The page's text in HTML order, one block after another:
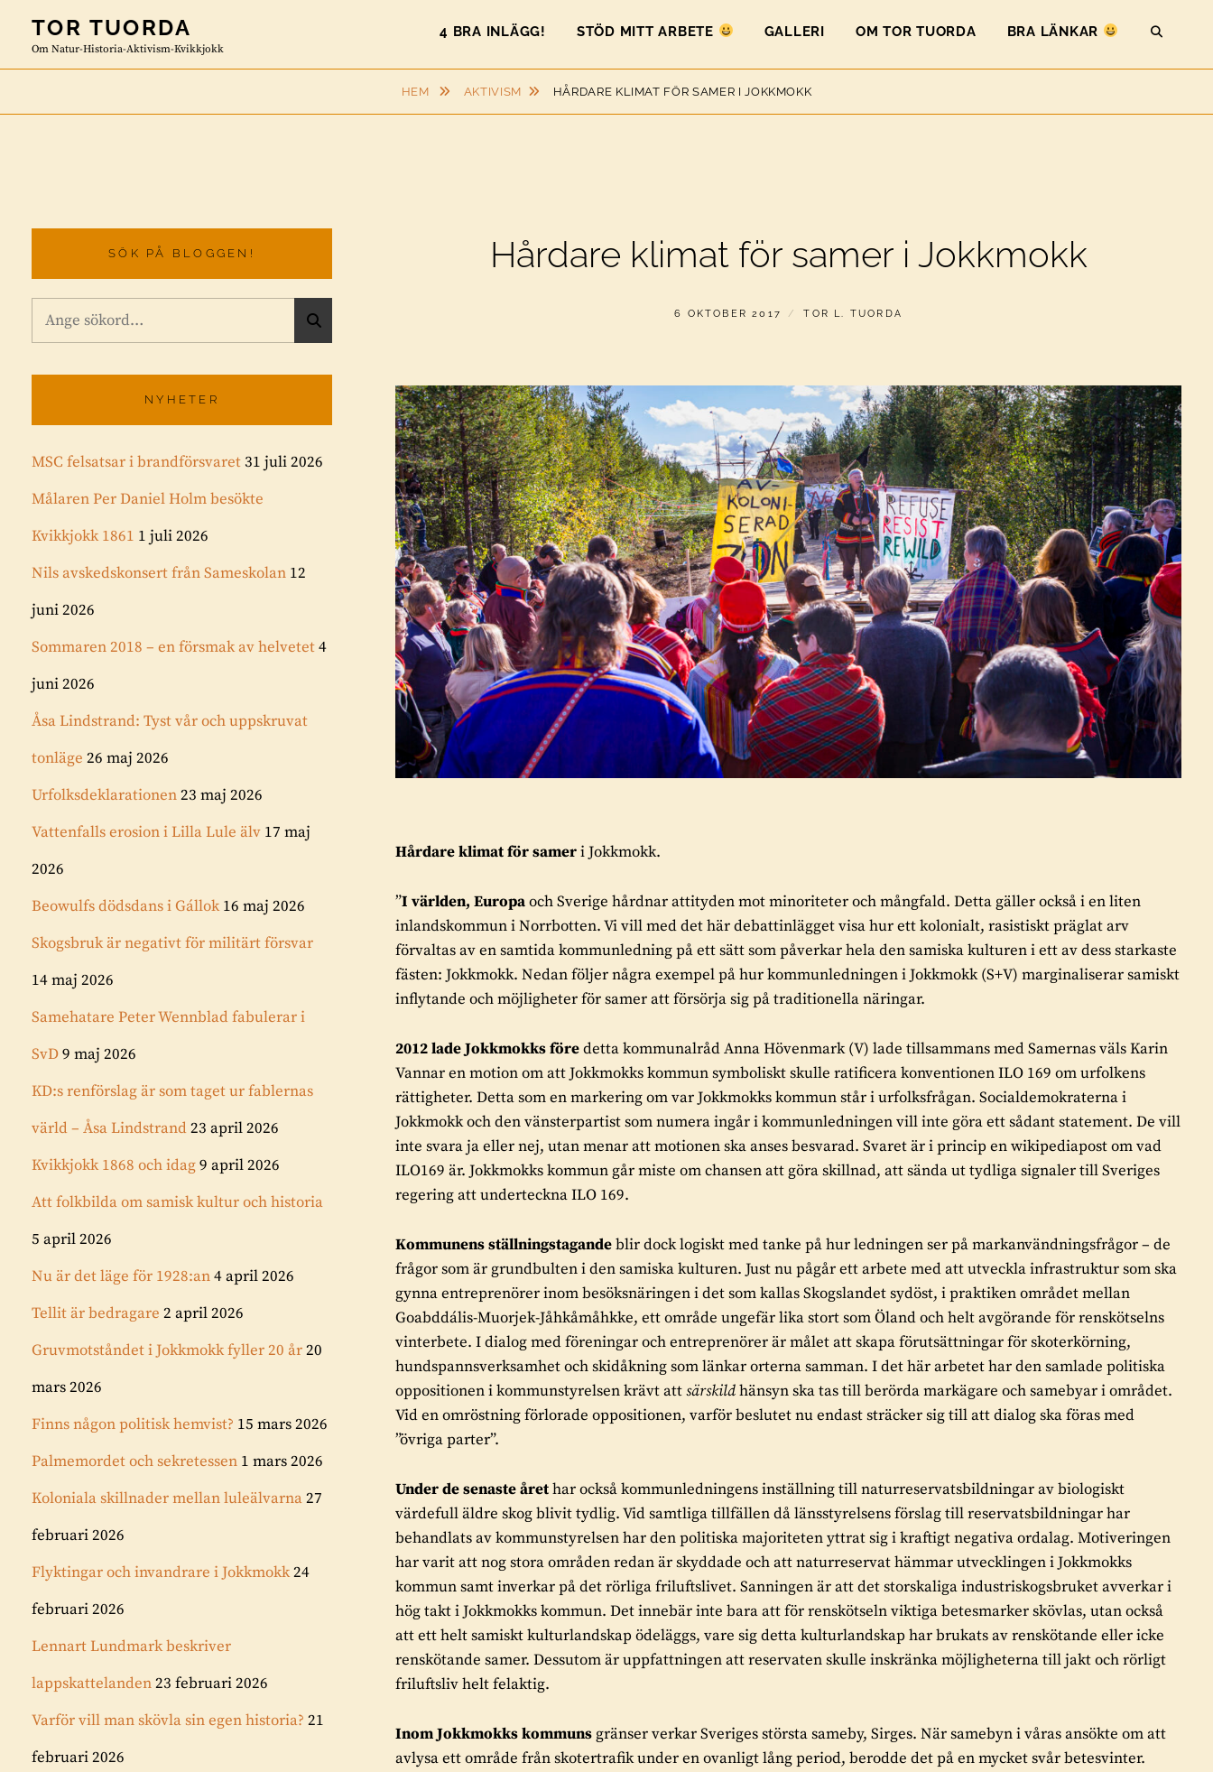
content
TOR TUORDA
Om Natur-Historia-Aktivism-Kvikkjokk
4 BRA INLÄGG! STÖD MITT ARBETE GALLERI OM TOR TUORDA BRA LÄNKAR
HEM AKTIVISM HÅRDARE KLIMAT FÖR SAMER I JOKKMOKK
Hårdare klimat för samer i Jokkmokk
PUBLICERAT
6 OKTOBER 2017 AV
TOR L. TUORDA
Hårdare klimat för sameri Jokkmokk.
”I världen, Europaoch Sverige hårdnar attityden mot minoriteter och mångfald. Detta gäller också i en liten
inlandskommun i Norrbotten. Vi vill med det här debattinlägget visa hur ett kolonialt, rasistiskt präglat arv
förvaltas av en samtida kommunledning på ett sätt som påverkar hela den samiska kulturen i ett av dess starkaste
fästen: Jokkmokk. Nedan följer några exempel på hur kommunledningen i Jokkmokk (S+V) marginaliserar samiskt
inflytande och möjligheter för samer att försörja sig på traditionella näringar.
2012 lade Jokkmokks föredetta kommunalråd Anna Hövenmark (V) lade tillsammans med Samernas väls Karin
Vannar en motion om att Jokkmokks kommun symboliskt skulle ratificera konventionen ILO 169 om urfolkens
rättigheter. Detta som en markering om var Jokkmokks kommun står i urfolksfrågan. Socialdemokraterna i
Jokkmokk och den vänsterpartist som numera ingår i kommunledningen vill inte göra ett sådant statement. De vill
inte svara ja eller nej, utan menar att motionen ska anses besvarad. Svaret är i princip en wikipediapost om vad
ILO169 är. Jokkmokks kommun går miste om chansen att göra skillnad, att sända ut tydliga signaler till Sveriges
regering att underteckna ILO 169.
Kommunens ställningstagandeblir dock logiskt med tanke på hur ledningen ser på markanvändningsfrågor – de
frågor som är grundbulten i den samiska kulturen. Just nu pågår ett arbete med att utveckla infrastruktur som ska
gynna entreprenörer inom besöksnäringen i det som kallas Skogslandet sydöst, i praktiken området mellan
Goabddális-Muorjek-Jåhkåmåhkke, ett område ungefär lika stort som Öland och helt avgörande för renskötselns
vinterbete. I dialog med föreningar och entreprenörer är målet att skapa förutsättningar för skoterkörning,
hundspannsverksamhet och skidåkning som länkar orterna samman. I det här arbetet har den samlade politiska
oppositionen i kommunstyrelsen krävt attsärskildhänsyn ska tas till berörda markägare och samebyar i området.
Vid en omröstning förlorade oppositionen, varför beslutet nu endast sträcker sig till att dialog ska föras med
”övriga parter”.
Under de senaste årethar också kommunledningens inställning till naturreservatsbildningar av biologiskt
värdefull äldre skog blivit tydlig. Vid samtliga tillfällen då länsstyrelsens förslag till reservatsbildningar har
behandlats av kommunstyrelsen har den politiska majoriteten yttrat sig i kraftigt negativa ordalag. Motiveringen
har varit att nog stora områden redan är skyddade och att naturreservat hämmar utvecklingen i Jokkmokks
kommun samt inverkar på det rörliga friluftslivet. Sanningen är att det storskaliga industriskogsbruket avverkar i
hög takt i Jokkmokks kommun. Det innebär inte bara att för renskötseln viktiga betesmarker skövlas, utan också
att ett helt samiskt kulturlandskap ödeläggs, vare sig detta kulturlandskap har brukats av renskötande eller icke
renskötande samer. Dessutom är uppfattningen att reservaten skulle inskränka möjligheterna till jakt och rörligt
friluftsliv helt felaktig.
Inom Jokkmokks kommuns gränser verkar Sveriges största sameby, Sirges. När samebyn i våras ansökte om att
avlysa ett område från skotertrafik under en ovanligt lång period, berodde det på en mycket svår betesvinter.
SÖK PÅ BLOGGEN!
efter:
NYHETER
MSC felsatsar i brandförsvaret 31 juli 2026
Målaren Per Daniel Holm besökte
Kvikkjokk 1861 1 juli 2026
Nils avskedskonsert från Sameskolan 12
juni 2026
Sommaren 2018 – en försmak av helvetet4
juni 2026
Åsa Lindstrand: Tyst vår och uppskruvat
tonläge 26 maj 2026
Urfolksdeklarationen23 maj 2026
Vattenfalls erosion i Lilla Lule älv 17 maj
2026
Beowulfs dödsdans i Gállok 16 maj 2026
Skogsbruk är negativt för militärt försvar
14 maj 2026
Samehatare Peter Wennblad fabulerar i
SvD9 maj 2026
KD:s renförslag är som taget ur fablernas
värld – Åsa Lindstrand23 april 2026
Kvikkjokk 1868 och idag9 april 2026
Att folkbilda om samisk kultur och historia
5 april 2026
Nu är det läge för 1928:an4 april 2026
Tellit är bedragare 2 april 2026
Gruvmotståndet i Jokkmokk fyller 20 år20
mars 2026
Finns någon politisk hemvist? 15 mars 2026
Palmemordet och sekretessen 1 mars 2026
Koloniala skillnader mellan luleälvarna27
februari 2026
Flyktingar och invandrare i Jokkmokk24
februari 2026
Lennart Lundmark beskriver
lappskattelanden23 februari 2026
Varför vill man skövla sin egen historia? 21
februari 2026